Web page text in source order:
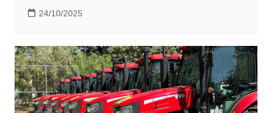
24/10/2025